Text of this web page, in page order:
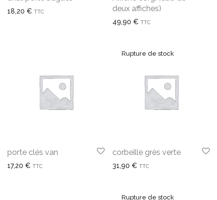
18,20 € TTC
deux affiches)
49,90 € TTC
porte clés van
17,20 € TTC
corbeille grès verte
31,90 € TTC